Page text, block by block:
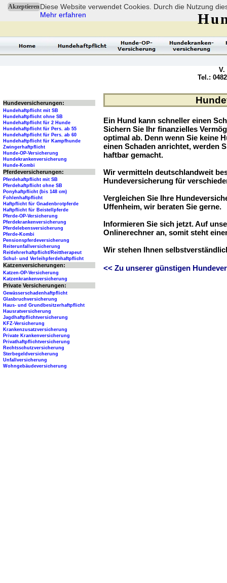
AkzeptierenDiese Website verwendet Cookies. Durch die Nutzung
Mehr erfahren
Ein Hund kann schneller einen
Sichern Sie Ihr finanzielles
optimal ab. Denn wenn Sie keine
einen Schaden anrichtet, werden
haftbar gemacht.
Wir vermitteln deutschlandweit
Hundeversicherung für
Vergleichen Sie Ihre
Uffenheim, wir beraten Sie gerne.
Informieren Sie sich jetzt. Auf
Onlinerechner an, somit steht
Wir stehen Ihnen
<< Zu unserer günstigen
V.
Tel.:
Hundeversicherungen:
Hundehaftpflicht mit SB
Hundehaftpflicht ohne SB
Hundehaftpflicht für 2 Hunde
Hundehaftpflicht für Pers. ab 55
Hundehaftpflicht für Pers. ab 60
Hundehaftpflicht für Kampfhunde
Zwingerhaftpflicht
Hunde-OP-Versicherung
Hundekrankenversicherung
Hunde-Kombi
Pferdeversicherungen:
Pferdehaftpflicht mit SB
Pferdehaftpflicht ohne SB
Ponyhaftpflicht (bis 148 cm)
Fohlenhaftpflicht
Haftpflicht für Gnadenbrotpferde
Haftpflicht für Beistellpferde
Pferde-OP-Versicherung
Pferdekrankenversicherung
Pferdelebensversicherung
Pferde-Kombi
Pensionspferdeversicherung
Reiterunfallversicherung
Reitlehrerhaftpflicht/Reittherapeut
Schul- und Verleihpferdehaftpflicht
Katzenversicherungen:
Katzen-OP-Versicherung
Katzenkrankenversicherung
Private Versicherungen:
Gewässerschadenhaftpflicht
Glasbruchversicherung
Haus- und Grundbesitzerhaftpflicht
Hausratversicherung
Jagdhaftpflichtversicherung
KFZ-Versicherung
Krankenzusatzversicherung
Private Krankenversicherung
Privathaftpflichtversicherung
Rechtsschutzversicherung
Sterbegeldversicherung
Unfallversicherung
Wohngebäudeversicherung